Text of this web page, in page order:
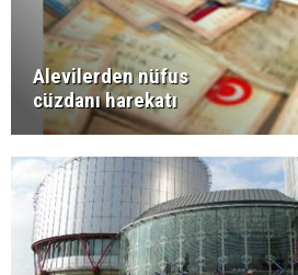
Alevilerden nüfus
cüzdanı harekatı